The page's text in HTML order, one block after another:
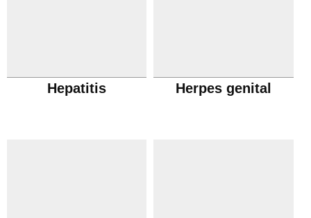
Hepatitis Herpes genital